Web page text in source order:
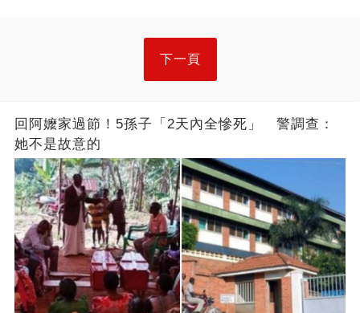
下一頁
回阿嬤家過節！5孫子「2天內全慘死」 警調查：
她不是故意的